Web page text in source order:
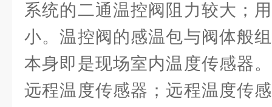
系统的二通温控阀阻力较大；
小。温控阀的感温包与阀体般
本身即是现场室内温度传感器
远程温度传感器；远程温度传